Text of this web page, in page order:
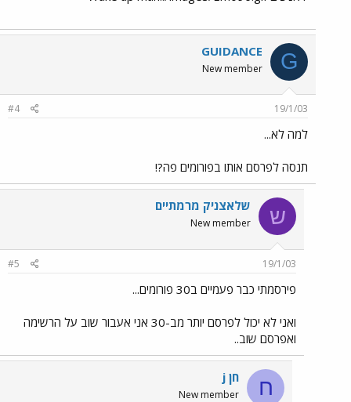
G
GUIDANCE
New member
19/1/03
#4
למה לא...
תנסה לפרסם אותו בפורומים פה?!
ש שלאצניק מרמתיים
New member
19/1/03
#5
פירסמתי כבר פעמיים ב30 פורומים...
ואני לא יכול לפרסם יותר מב-30 אני אעבור שוב על הרשימה
ואפרסם שוב..
ח חן j
New member